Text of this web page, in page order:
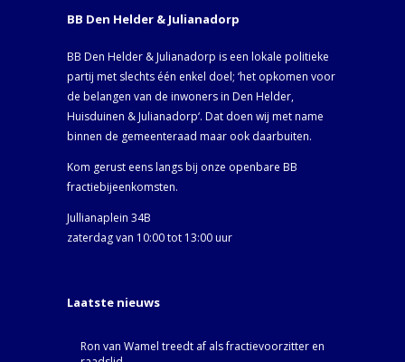
BB Den Helder & Julianadorp
BB Den Helder & Julianadorp is een lokale politieke
partij met slechts één enkel doel; ‘het opkomen voor
de belangen van de inwoners in Den Helder,
Huisduinen & Julianadorp‘. Dat doen wij met name
binnen de gemeenteraad maar ook daarbuiten.
Kom gerust eens langs bij onze openbare BB
fractiebijeenkomsten.
Jullianaplein 34B
zaterdag van 10:00 tot 13:00 uur
Laatste nieuws
Ron van Wamel treedt af als fractievoorzitter en